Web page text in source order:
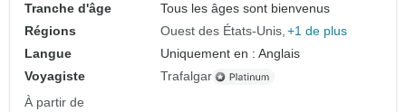
Tranche d'âge
Tous les âges sont bienvenus
Régions
Ouest des États-Unis +1 de plus
Langue
Uniquement en : Anglais
Voyagiste
Trafalgar
À partir de